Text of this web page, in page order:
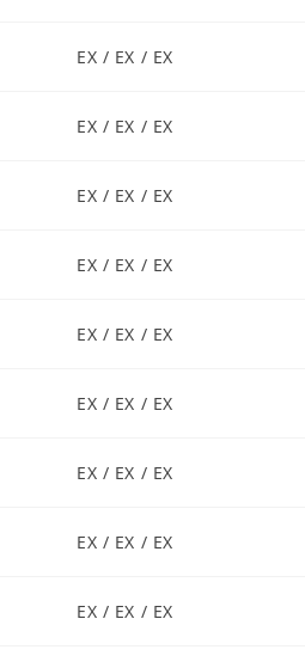
EX / EX / EX
EX / EX / EX
EX / EX / EX
EX / EX / EX
EX / EX / EX
EX / EX / EX
EX / EX / EX
EX / EX / EX
EX / EX / EX